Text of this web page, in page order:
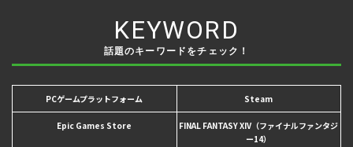
KEYWORD
話題のキーワードをチェック！
PCゲームプラットフォーム Steam
Epic Games Store
FINAL FANTASY XIV（ファイナルファンタジ
ー14）